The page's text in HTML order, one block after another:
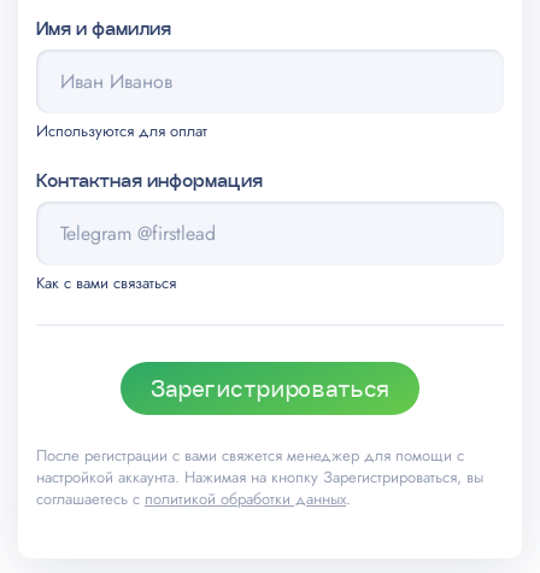
Имя и фамилия
Используются для оплат
Контактная информация
Как с вами связаться
Зарегистрироваться
После регистрации с вами свяжется менеджер для помощи с
настройкой аккаунта. Нажимая на кнопку Зарегистрироваться, вы
соглашаетесь с политикой обработки данных.